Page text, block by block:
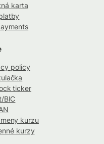
karta
policy
ticker
BIC
kurzu
kurzy